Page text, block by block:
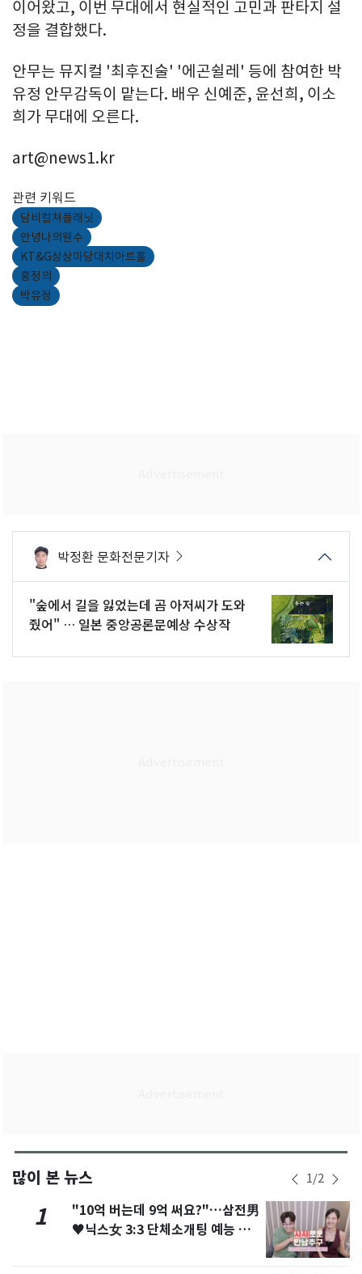
이어왔고, 이번 무대에서 현실적인 고민과 판타지 설
정을 결합했다.
안무는 뮤지컬 '최후진술' '에곤쉴레' 등에 참여한 박
유정 안무감독이 맡는다. 배우 신예준, 윤선희, 이소
희가 무대에 오른다.
art@news1.kr
관련 키워드
담비컬쳐플래닛
안녕나의웬수
KT&G상상마당대치아트홀
홍정의
박유정
박정환 문화전문기자
"숲에서 길을 잃었는데 곰 아저씨가 도와
줬어" … 일본 중앙공론문예상 수상작
많이 본 뉴스 1/2
1
"10억 버는데 9억 써요?"…삼전男
♥닉스女 3:3 단체소개팅 예능 화